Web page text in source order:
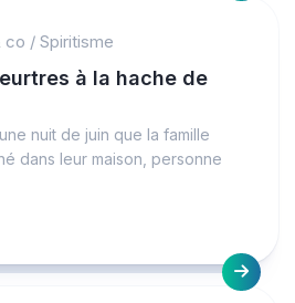
co / Spiritisme
à la hache de
nuit de juin que la famille
dans leur maison, personne